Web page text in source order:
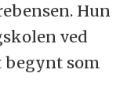
Hun
ved
begynt som